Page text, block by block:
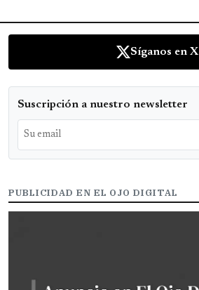
Síganos en X
Suscripción a nuestro newsletter
PUBLICIDAD EN EL OJO DIGITAL